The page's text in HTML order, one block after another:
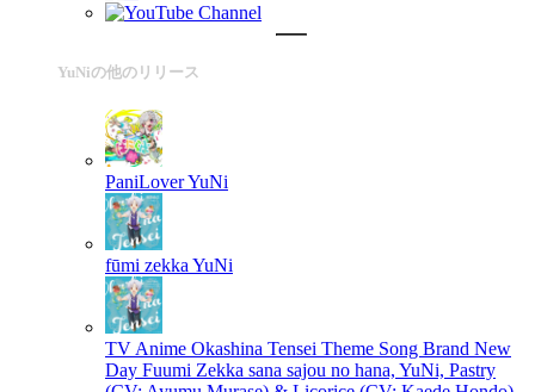
YuNiの他のリリース
PaniLoverYuNi
fūmi zekka YuNi
TV Anime Okashina Tensei Theme Song Brand New
Day Fuumi Zekka sana sajou no hana, YuNi, Pastry